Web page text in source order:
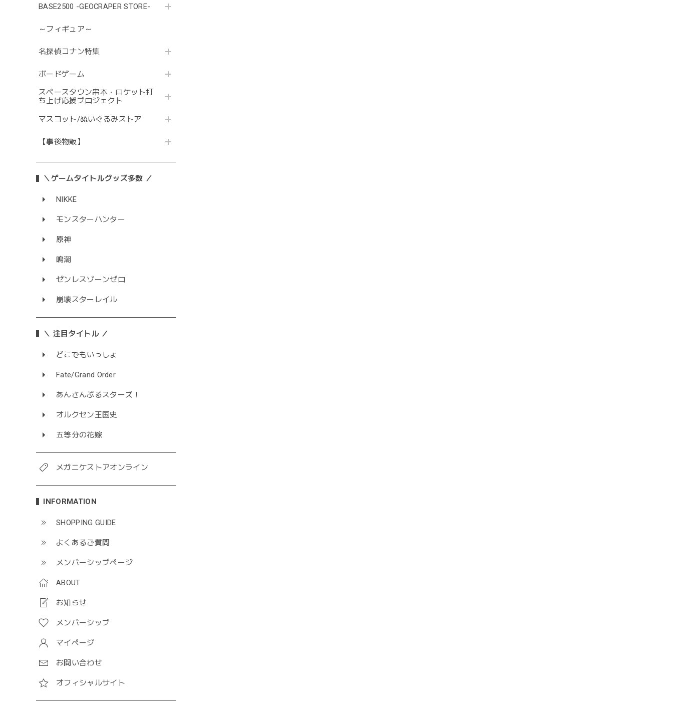
BASE2500 -GEOCRAPER STORE-
～フィギュア～
名探偵コナン特集
ボードゲーム
スペースタウン串本・ロケット打
ち上げ応援プロジェクト
マスコット/ぬいぐるみストア
【事後物販】
＼ゲームタイトルグッズ多数 ／
NIKKE
モンスターハンター
原神
鳴潮
ゼンレスゾーンゼロ
崩壊スターレイル
＼ 注目タイトル ／
どこでもいっしょ
Fate/Grand Order
あんさんぶるスターズ！
オルクセン王国史
五等分の花嫁
メガニケストアオンライン
INFORMATION
SHOPPING GUIDE
よくあるご質問
メンバーシップページ
ABOUT
お知らせ
メンバーシップ
マイページ
お問い合わせ
オフィシャルサイト